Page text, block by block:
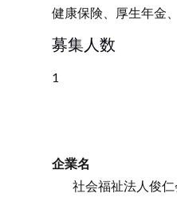
健康保険、厚生年金
募集人数
1
企業名
社会福祉法人俊仁